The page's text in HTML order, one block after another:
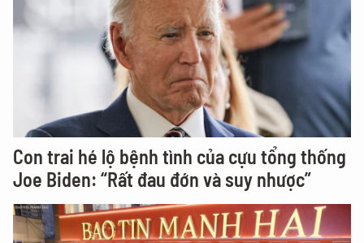
Con trai hé lộ bệnh tình của cựu tổng thống
Joe Biden: “Rất đau đớn và suy nhược”